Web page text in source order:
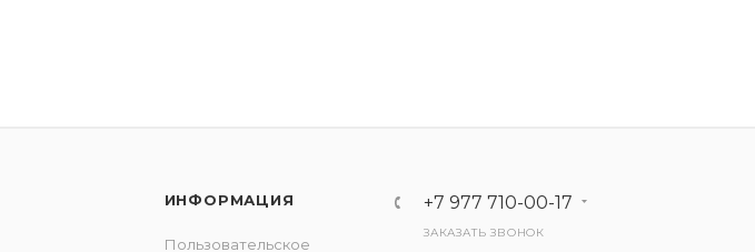
ИНФОРМАЦИЯ
Пользовательское
+7 977 710-00-17
ЗАКАЗАТЬ ЗВОНОК